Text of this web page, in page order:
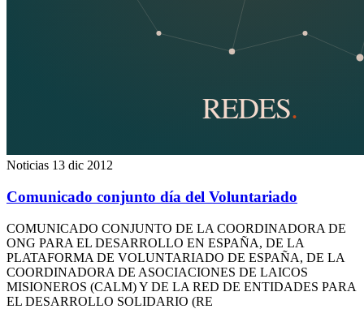
Noticias 13 dic 2012
Comunicado conjunto día del Voluntariado
COMUNICADO CONJUNTO DE LA COORDINADORA DE
ONG PARA EL DESARROLLO EN ESPAÑA, DE LA
PLATAFORMA DE VOLUNTARIADO DE ESPAÑA, DE LA
COORDINADORA DE ASOCIACIONES DE LAICOS
MISIONEROS (CALM) Y DE LA RED DE ENTIDADES PARA
EL DESARROLLO SOLIDARIO (RE